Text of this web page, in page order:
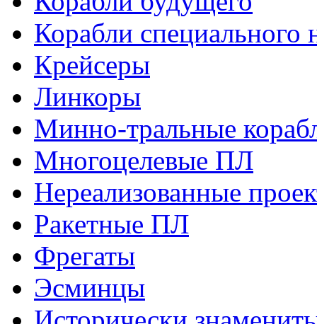
Корабли специального
Крейсеры
Линкоры
Минно-тральные
Многоцелевые ПЛ
Нереализованные
Ракетные ПЛ
Фрегаты
Эсминцы